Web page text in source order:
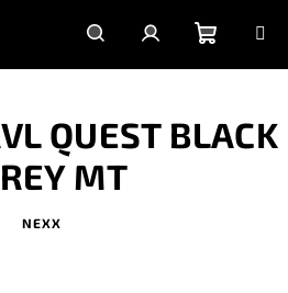
košík
QUEST BLACK
MT
NEXX